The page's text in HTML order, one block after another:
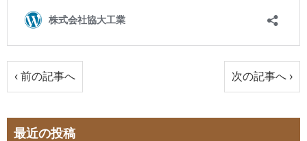
‹ 前の記事へ 次の記事へ ›
最近の投稿